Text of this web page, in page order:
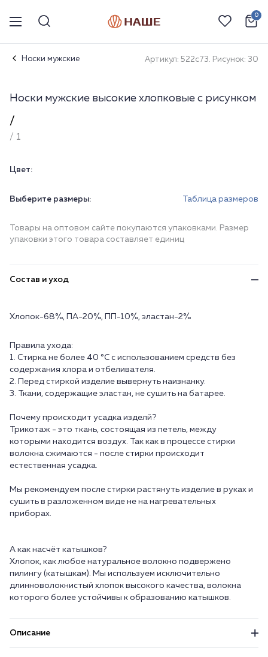
0
Носки мужские Артикул: 522с73. Рисунок: 30
Носки мужские высокие хлопковые с рисунком
/
/ 1
Цвет:
Выберите размеры: Таблица размеров
Товары на оптовом сайте покупаются упаковками. Размер
упаковки этого товара составляет единиц
Состав и уход
Хлопок-68%, ПА-20%, ПП-10%, эластан-2%
Правила ухода:
1. Стирка не более 40 °C с использованием средств без
содержания хлора и отбеливателя.
2. Перед стиркой изделие вывернуть наизнанку.
3. Ткани, содержащие эластан, не сушить на батарее.
Почему происходит усадка изделй?
Трикотаж - это ткань, состоящая из петель, между
которыми находится воздух. Так как в процессе стирки
волокна сжимаются - после стирки происходит
естественная усадка.
Мы рекомендуем после стирки растянуть изделие в руках и
сушить в разложенном виде не на нагревательных
приборах.
А как насчёт катышков?
Хлопок, как любое натуральное волокно подвержено
пилингу (катышкам). Мы используем исключительно
длинноволокнистый хлопок высокого качества, волокна
Описание